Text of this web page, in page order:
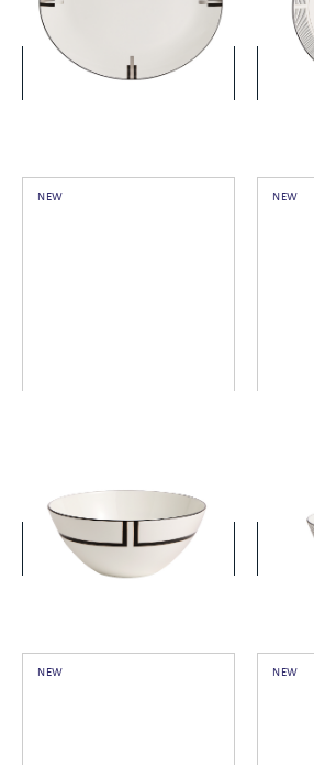
￥30,800
詳細を見る
￥11,000
NEW
￥10,450
詳細を見る
NEW
NEW NEW